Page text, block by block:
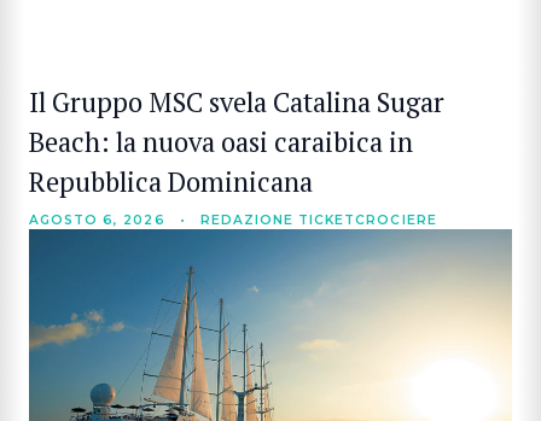
Il Gruppo MSC svela Catalina Sugar
Beach: la nuova oasi caraibica in
Repubblica Dominicana
AGOSTO 6, 2026 • REDAZIONE TICKETCROCIERE